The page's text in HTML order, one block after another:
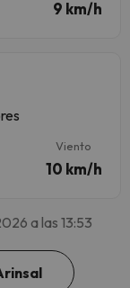
9 km/h
Viento
10 km/h
a las 13:53